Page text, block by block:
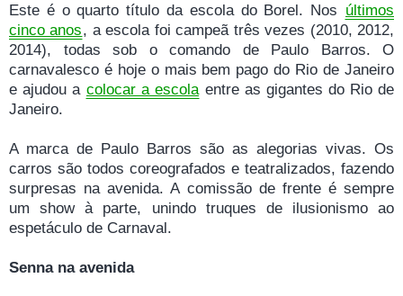
Este é o quarto título da escola do Borel. Nos últimos
cinco anos, a escola foi campeã três vezes (2010, 2012,
2014), todas sob o comando de Paulo Barros. O
carnavalesco é hoje o mais bem pago do Rio de Janeiro
e ajudou a colocar a escola entre as gigantes do Rio de
Janeiro.
A marca de Paulo Barros são as alegorias vivas. Os
carros são todos coreografados e teatralizados, fazendo
surpresas na avenida. A comissão de frente é sempre
um show à parte, unindo truques de ilusionismo ao
espetáculo de Carnaval.
Senna na avenida